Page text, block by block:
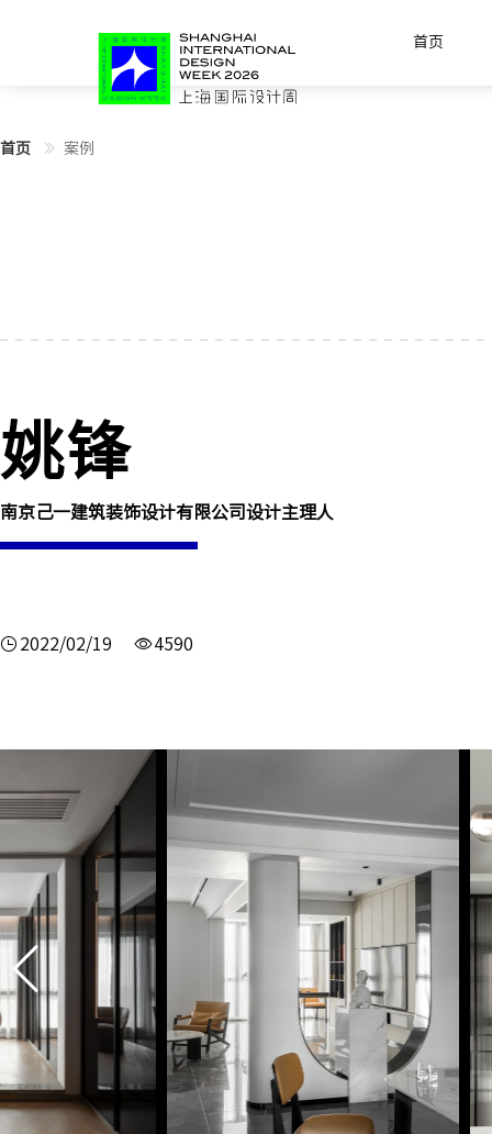
首页
首页 案例
姚锋
南京己一建筑装饰设计有限公司设计主理人
2022/02/19 4590